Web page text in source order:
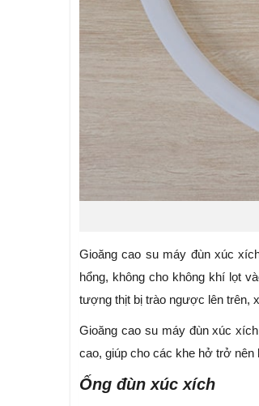
Gioăng cao su máy đùn xúc
hổng, không cho không khí lọt
tượng thịt bị trào ngược lên trên,
Gioăng cao su máy đùn xúc xích
cao, giúp cho các khe hở trở
Ống đùn xúc xích